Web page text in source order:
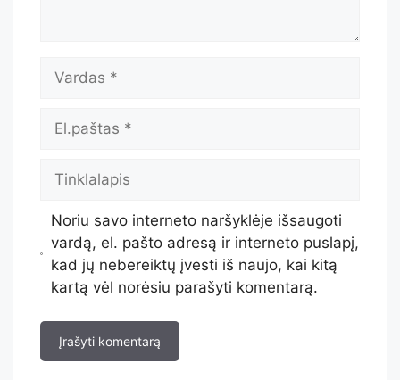
Noriu savo interneto naršyklėje išsaugoti
vardą, el. pašto adresą ir interneto puslapį,
kad jų nebereiktų įvesti iš naujo, kai kitą
kartą vėl norėsiu parašyti komentarą.